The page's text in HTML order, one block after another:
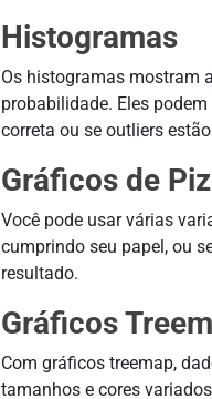
Histogramas
Os histogramas mostram
probabilidade. Eles
correta ou se outliers
Gráficos de
Você pode usar várias
cumprindo seu papel, ou
resultado.
Gráficos
Com gráficos treemap,
tamanhos e cores